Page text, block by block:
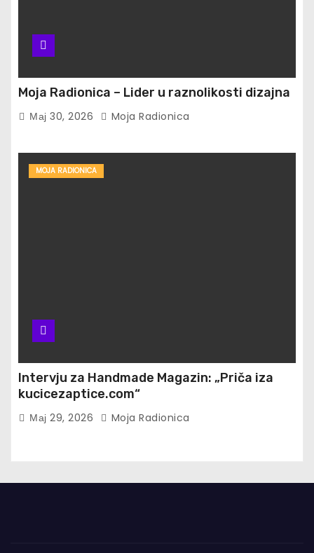
Moja Radionica – Lider u raznolikosti dizajna
Мај 30, 2026 Moja Radionica
MOJA RADIONICA
Intervju za Handmade Magazin: „Priča iza
kucicezaptice.com“
Мај 29, 2026 Moja Radionica